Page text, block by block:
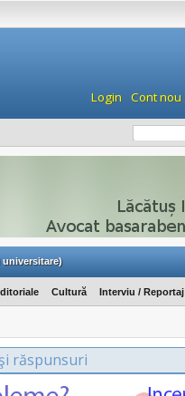
Login Cont nou
universitare)
Cultură Interviu / Reportaj
răspunsuri